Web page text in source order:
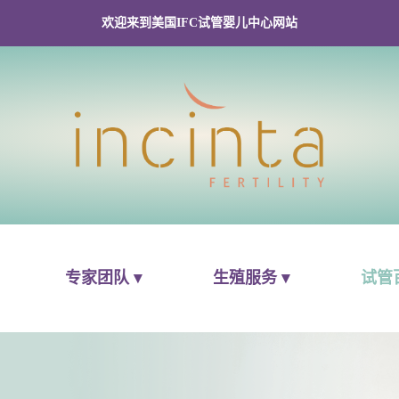
欢迎来到美国IFC试管婴儿中心网站
专家团队 ▾ 生殖服务 ▾ 试管